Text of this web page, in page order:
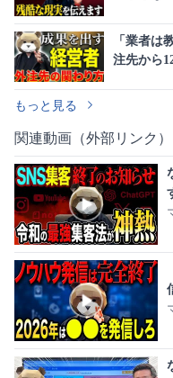
「業者は
注先から
もっと見る
関連動画（外部リンク）